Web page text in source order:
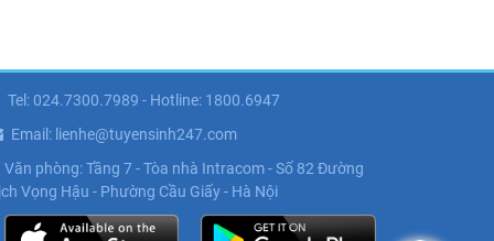
Tel: 024.7300.7989 - Hotline: 1800.6947
Email: lienhe@tuyensinh247.com
Văn phòng: Tầng 7 - Tòa nhà Intracom - Số 82 Đường
Vọng Hậu - Phường Cầu Giấy - Hà Nội